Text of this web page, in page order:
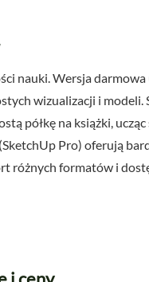
nauki. Wersja darmowa
wizualizacji i
półkę na książki,
Pro) oferują
różnych formatów i